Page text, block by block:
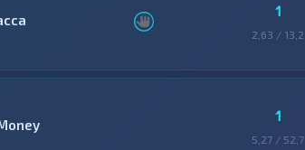
1
2,63 / 13,2
1
5,27 / 52,7